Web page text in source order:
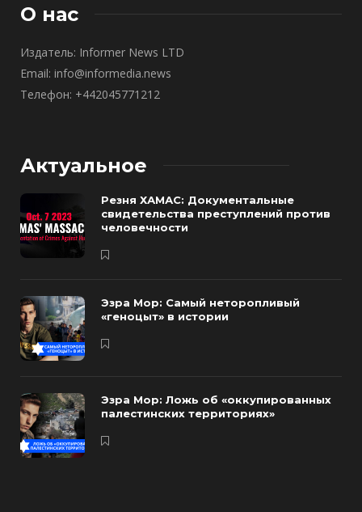
О нас
Издатель: Informer News LTD
Email: info@informedia.news
Телефон: +442045771212
Актуальное
Резня ХАМАС: Документальные
свидетельства преступлений против
человечности
Эзра Мор: Самый неторопливый
«геноцыт» в истории
Эзра Мор: Ложь об «оккупированных
палестинских территориях»